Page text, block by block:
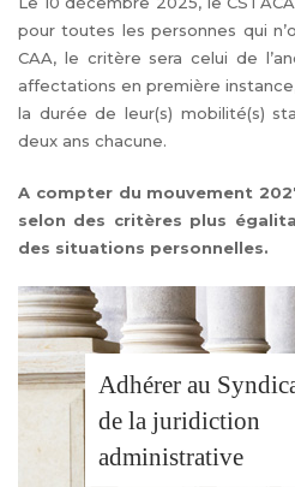
pour toutes les personnes qui
CAA, le critère sera celui de
affectations en première
la durée de leur(s) mobilité(s)
deux ans chacune.
A compter du mouvement
selon des critères plus
des situations personnelles.
Adhérer au
de la juridiction
administrative